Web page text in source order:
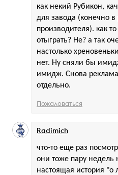
как некий Рубикон,
для завода (конечно в
производителя). как
отыграть? Не? а так
настолько
нет. Ну сняли бы
имидж. Снова
отдельно.
Пожаловаться
что-то еще раз
они тоже пару недель
настоящая история
Radimich